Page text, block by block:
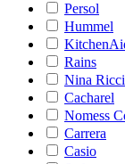
Persol
Hummel
Rains
Nina Ricci
Cacharel
Nomess
Carrera
Casio